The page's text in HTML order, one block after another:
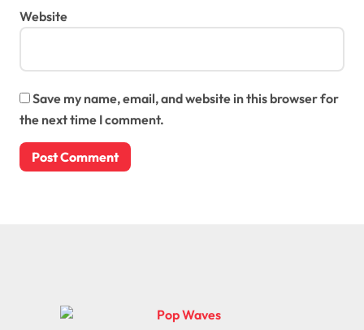
Website
Save my name, email, and website in this browser for
the next time I comment.